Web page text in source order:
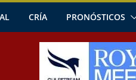
CRÍA PRONÓSTICOS